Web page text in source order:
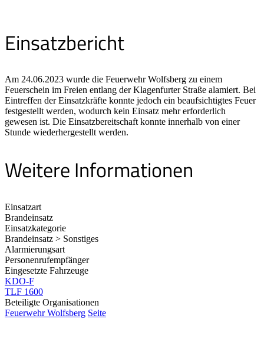
Einsatzbericht
Am 24.06.2023 wurde die Feuerwehr Wolfsberg zu einem
Feuerschein im Freien entlang der Klagenfurter Straße alamiert. Bei
Eintreffen der Einsatzkräfte konnte jedoch ein beaufsichtigtes Feuer
festgestellt werden, wodurch kein Einsatz mehr erforderlich
gewesen ist. Die Einsatzbereitschaft konnte innerhalb von einer
Stunde wiederhergestellt werden.
Weitere Informationen
Einsatzart
Brandeinsatz
Einsatzkategorie
Brandeinsatz > Sonstiges
Alarmierungsart
Personenrufempfänger
Eingesetzte Fahrzeuge
KDO-F
TLF 1600
Beteiligte Organisationen
Feuerwehr Wolfsberg Seite